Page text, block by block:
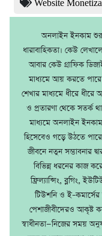
Website
অনলাইন ইনকাম শুরু
ধারাবাহিকতা। কেউ
আবার কেউ গ্রাফিক
মাধ্যমে আয় করতে
শেখার মাধ্যমে ধীরে ধীরে
ও প্রতারণা থেকে সতর্ক
মাধ্যমে অনলাইন
হিসেবেও গড়ে উঠতে
জীবনে নতুন সম্ভাবনার
বিভিন্ন ধরনের কাজ
ফ্রিল্যান্সিং, ব্লগিং,
টিউশনি ও
পেশাজীবীদেরও আকৃষ্ট
স্বাধীনতা—নিজের সময়